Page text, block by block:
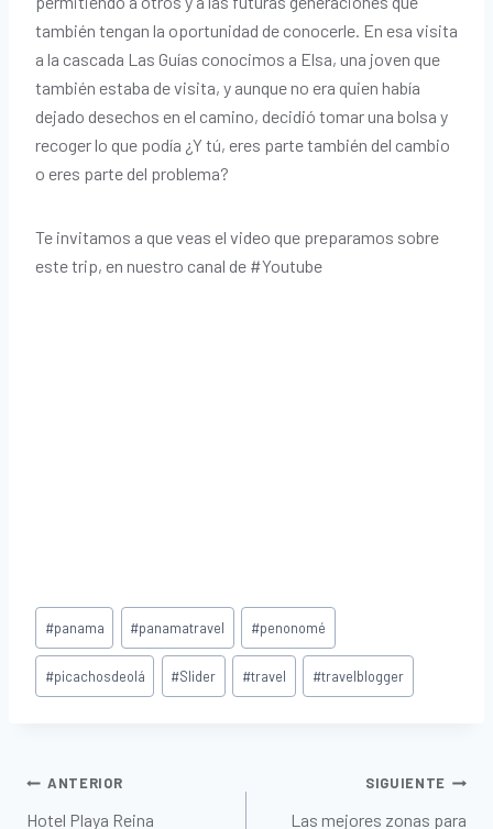
también tengan la oportunidad de conocerle. En esa visita
a la cascada Las Guías conocimos a Elsa, una joven que
también estaba de visita, y aunque no era quien había
dejado desechos en el camino, decidió tomar una bolsa y
recoger lo que podía ¿Y tú, eres parte también del cambio
o eres parte del problema?
Te invitamos a que veas el video que preparamos sobre
este trip, en nuestro canal de #Youtube
#panama #panamatravel #penonomé
#picachosdeolá #Slider #travel #travelblogger
ANTERIOR
Hotel Playa Reina
SIGUIENTE
Las mejores zonas para